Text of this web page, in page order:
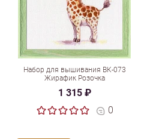
Набор для вышивания ВК-073
Жирафик Розочка
1 315 ₽
0